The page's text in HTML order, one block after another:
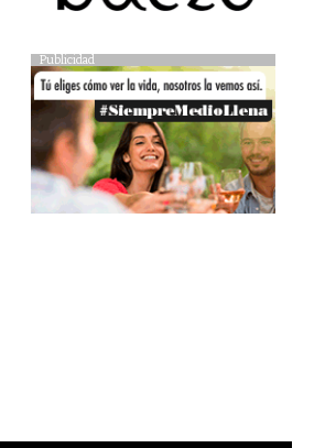
Publicidad